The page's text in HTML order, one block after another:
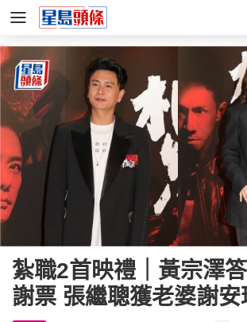
紮職2首映禮｜黃宗澤
謝票 張繼聰獲老婆謝安